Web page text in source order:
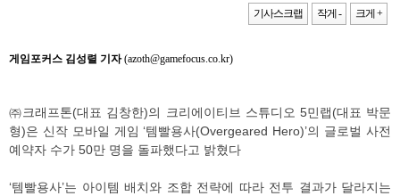
기사스크랩 작게 - 크게 +
게임포커스 김성렬 기자(azoth@gamefocus.co.kr)
㈜크래프톤(대표 김창한)의 크리에이티브 스튜디오 5민랩(대표 박문
형)은 신작 모바일 게임 ‘템빨용사(Overgeared Hero)’의 글로벌 사전
예약자 수가 50만 명을 돌파했다고 밝혔다
‘템빨용사’는 아이템 배치와 조합 전략에 따라 전투 결과가 달라지는